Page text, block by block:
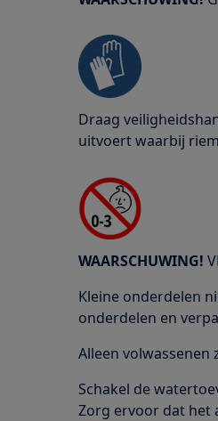
Draag
uitvoert waarbij
WAARSCHUWING!
Kleine onderdelen
onderdelen en
Alleen
Schakel de
Zorg ervoor dat het